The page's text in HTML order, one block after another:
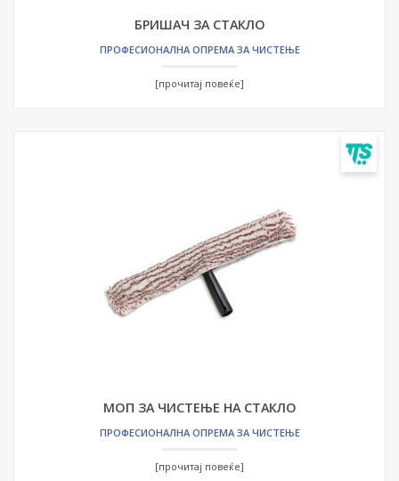
БРИШАЧ ЗА СТАКЛО
ПРОФЕСИОНАЛНА ОПРЕМА ЗА ЧИСТЕЊЕ
[прочитај повеќе]
МОП ЗА ЧИСТЕЊЕ НА СТАКЛО
ПРОФЕСИОНАЛНА ОПРЕМА ЗА ЧИСТЕЊЕ
[прочитај повеќе]